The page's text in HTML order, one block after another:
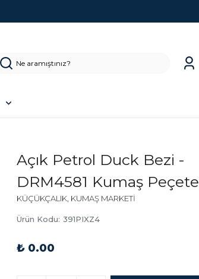
Açık Petrol Duck Bezi -
DRM4581 Kumaş Peçete
KÜÇÜKÇALIK, KUMAŞ MARKETİ
Ürün Kodu: 391PIXZ4
₺ 0.00